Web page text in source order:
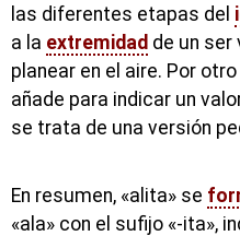
las diferentes etapas del
a la extremidad de un ser
planear en el aire. Por
añade para indicar un
se trata de una versión
En resumen, «alita» se
«ala» con el sufijo «-ita»,